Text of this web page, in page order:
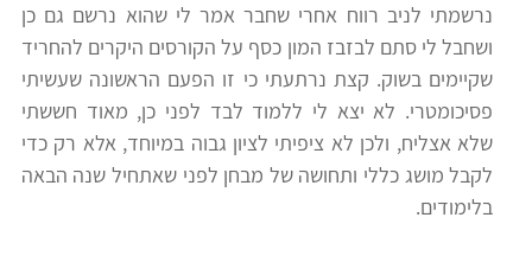
מידע
כללי
קורסי
פסיכומטרי
וחטיבות
ביניים
הכנה
למבחני
מיון
נרשמתי לניב רווח אחרי שחבר אמר לי שהוא נרשם גם כן
ושחבל לי סתם לבזבז המון כסף על הקורסים היקרים להחריד
שקיימים בשוק. קצת נרתעתי כי זו הפעם הראשונה שעשיתי
פסיכומטרי. לא יצא לי ללמוד לבד לפני כן, מאוד חששתי
שלא אצליח, ולכן לא ציפיתי לציון גבוה במיוחד, אלא רק כדי
לקבל מושג כללי ותחושה של מבחן לפני שאתחיל שנה הבאה
בלימודים.